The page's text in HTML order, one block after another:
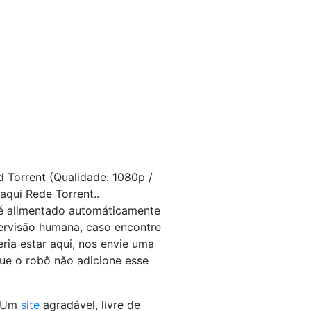
Torrent (Qualidade: 1080p /
Rede Torrent..
alimentado automáticamente
humana, caso encontre
estar aqui, nos envie uma
o robô não adicione esse
siteagradável, livre de